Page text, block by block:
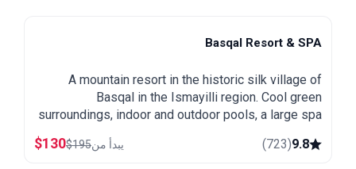
Basqal Resort & SPA
A mountain resort in the historic silk village of
Basqal in the Ismayilli region. Cool green
surroundings, indoor and outdoor pools, a large spa
9.8
(
723
) يبدأ من $195
$130